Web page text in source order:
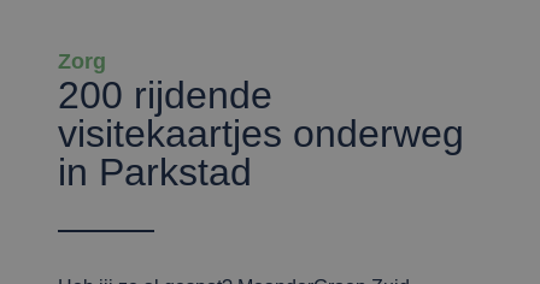
Zorg
200 rijdende
visitekaartjes onderweg
in Parkstad